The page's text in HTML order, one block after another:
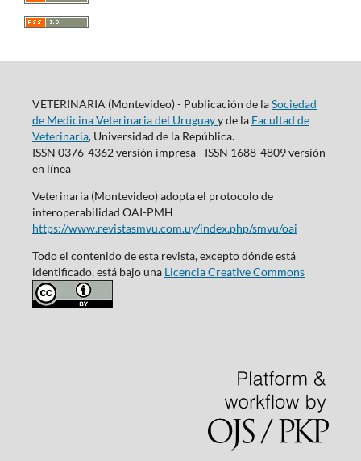
VETERINARIA (Montevideo) - Publicación de laSociedad
de Medicina Veterinaria del Uruguayy de la Facultad de
Veterinaria, Universidad de la República.
ISSN 0376-4362 versión impresa - ISSN 1688-4809 versión
en línea
Veterinaria (Montevideo) adopta el protocolo de
interoperabilidad OAI-PMH
https://www.revistasmvu.com.uy/index.php/smvu/oai
Todo el contenido de esta revista, excepto dónde está
identificado, está bajo una Licencia Creative Commons